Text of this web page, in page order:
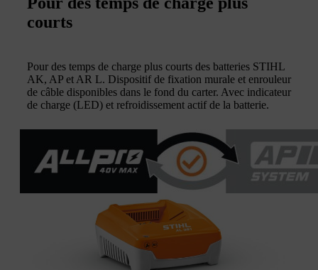
courts
Pour des temps de charge plus courts des batteries STIHL
AK, AP et AR L. Dispositif de fixation murale et enrouleur
de câble disponibles dans le fond du carter. Avec indicateur
de charge (LED) et refroidissement actif de la batterie.